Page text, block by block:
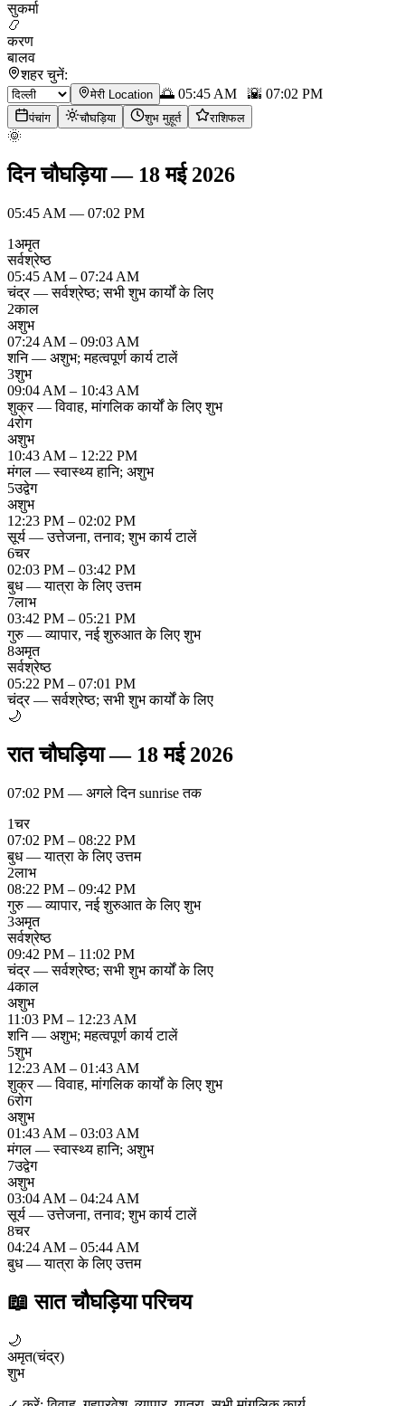
सुकर्मा
📿
करण
बालव
शहर चुनें:
मेरी Location 🌅 05:45 AM 🌇 07:02 PM
पंचांग चौघड़िया शुभ मुहूर्त राशिफल
🌞
दिन चौघड़िया— 18 मई 2026
05:45 AM — 07:02 PM
1अमृत
सर्वश्रेष्ठ
05:45 AM – 07:24 AM
चंद्र — सर्वश्रेष्ठ; सभी शुभ कार्यों के लिए
2काल
अशुभ
07:24 AM – 09:03 AM
शनि — अशुभ; महत्वपूर्ण कार्य टालें
3शुभ
09:04 AM – 10:43 AM
शुक्र — विवाह, मांगलिक कार्यों के लिए शुभ
4रोग
अशुभ
10:43 AM – 12:22 PM
मंगल — स्वास्थ्य हानि; अशुभ
5उद्वेग
अशुभ
12:23 PM – 02:02 PM
सूर्य — उत्तेजना, तनाव; शुभ कार्य टालें
6चर
02:03 PM – 03:42 PM
बुध — यात्रा के लिए उत्तम
7लाभ
03:42 PM – 05:21 PM
गुरु — व्यापार, नई शुरुआत के लिए शुभ
8अमृत
सर्वश्रेष्ठ
05:22 PM – 07:01 PM
चंद्र — सर्वश्रेष्ठ; सभी शुभ कार्यों के लिए
🌙
रात चौघड़िया— 18 मई 2026
07:02 PM — अगले दिन sunrise तक
1चर
07:02 PM – 08:22 PM
बुध — यात्रा के लिए उत्तम
2लाभ
08:22 PM – 09:42 PM
गुरु — व्यापार, नई शुरुआत के लिए शुभ
3अमृत
सर्वश्रेष्ठ
09:42 PM – 11:02 PM
चंद्र — सर्वश्रेष्ठ; सभी शुभ कार्यों के लिए
4काल
अशुभ
11:03 PM – 12:23 AM
शनि — अशुभ; महत्वपूर्ण कार्य टालें
5शुभ
12:23 AM – 01:43 AM
शुक्र — विवाह, मांगलिक कार्यों के लिए शुभ
6रोग
अशुभ
01:43 AM – 03:03 AM
मंगल — स्वास्थ्य हानि; अशुभ
7उद्वेग
अशुभ
03:04 AM – 04:24 AM
सूर्य — उत्तेजना, तनाव; शुभ कार्य टालें
8चर
04:24 AM – 05:44 AM
बुध — यात्रा के लिए उत्तम
📖सात चौघड़िया परिचय
🌙
अमृत(चंद्र)
शुभ